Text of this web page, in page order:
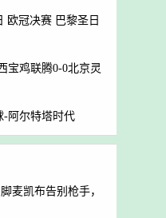
欧冠决赛 巴黎圣日
宝鸡联腾0-0北京灵
-阿尔特塔时代
麦凯布告别枪手，